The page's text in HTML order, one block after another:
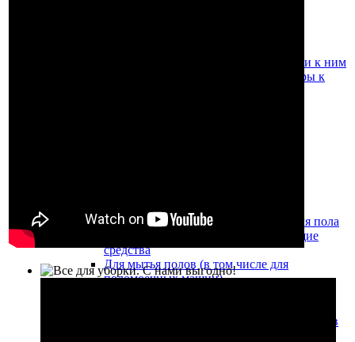
Протирочные материалы и держатели к ним
Медицинские простыни и диспенсеры к
Моющие и дезинфицирующие средства для пола
Антисептические и дезинфицирующие
средства
Для мытья полов (в том числе для
поломоечных машин)
Химические средства для обработки полов